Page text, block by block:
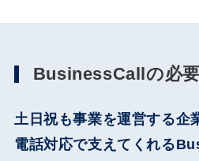
BusinessCallの必
土日祝も事業を運営する企
電話対応で支えてくれる